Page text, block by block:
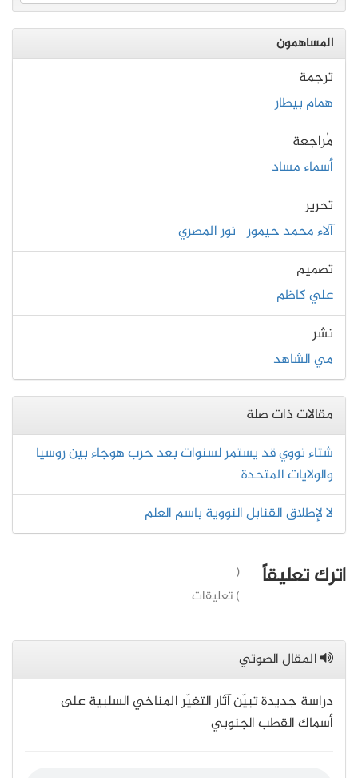
المساهمون
ترجمة
همام بيطار
مُراجعة
أسماء مساد
تحرير
آلاء محمد حيمور نور المصري
تصميم
علي كاظم
نشر
مي الشاهد
مقالات ذات صلة
شتاء نووي قد يستمر لسنوات بعد حرب هوجاء بين روسيا
والولايات المتحدة
لا لإطلاق القنابل النووية باسم العلم
اترك تعليقاً
(
) تعليقات
المقال الصوتي
دراسة جديدة تبيّن آثار التغيّر المناخي السلبية على
أسماك القطب الجنوبي